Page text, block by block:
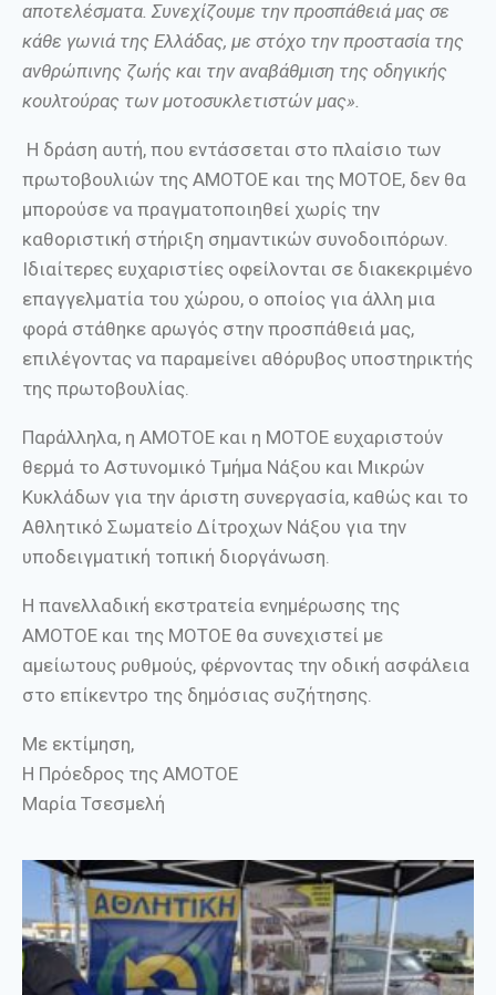
αποτελέσματα. Συνεχίζουμε την προσπάθειά μας σε
κάθε γωνιά της Ελλάδας, με στόχο την προστασία της
ανθρώπινης ζωής και την αναβάθμιση της οδηγικής
κουλτούρας των μοτοσυκλετιστών μας».
Η δράση αυτή, που εντάσσεται στο πλαίσιο των
πρωτοβουλιών της ΑΜΟΤΟΕ και της ΜΟΤΟΕ, δεν θα
μπορούσε να πραγματοποιηθεί χωρίς την
καθοριστική στήριξη σημαντικών συνοδοιπόρων.
Ιδιαίτερες ευχαριστίες οφείλονται σε διακεκριμένο
επαγγελματία του χώρου, ο οποίος για άλλη μια
φορά στάθηκε αρωγός στην προσπάθειά μας,
επιλέγοντας να παραμείνει αθόρυβος υποστηρικτής
της πρωτοβουλίας.
Παράλληλα, η ΑΜΟΤΟΕ και η ΜΟΤΟΕ ευχαριστούν
θερμά το Αστυνομικό Τμήμα Νάξου και Μικρών
Κυκλάδων για την άριστη συνεργασία, καθώς και το
Αθλητικό Σωματείο Δίτροχων Νάξου για την
υποδειγματική τοπική διοργάνωση.
Η πανελλαδική εκστρατεία ενημέρωσης της
ΑΜΟΤΟΕ και της ΜΟΤΟΕ θα συνεχιστεί με
αμείωτους ρυθμούς, φέρνοντας την οδική ασφάλεια
στο επίκεντρο της δημόσιας συζήτησης.
Με εκτίμηση,
Η Πρόεδρος της ΑΜΟΤΟΕ
Μαρία Τσεσμελή